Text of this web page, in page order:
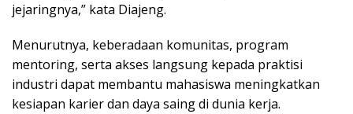
jejaringnya,” kata Diajeng.
Menurutnya, keberadaan komunitas, program
mentoring, serta akses langsung kepada praktisi
industri dapat membantu mahasiswa meningkatkan
kesiapan karier dan daya saing di dunia kerja.